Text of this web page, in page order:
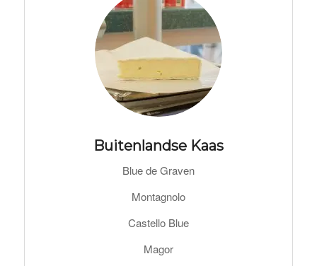
Buitenlandse Kaas
Blue de Graven
Montagnolo
Castello Blue
Magor